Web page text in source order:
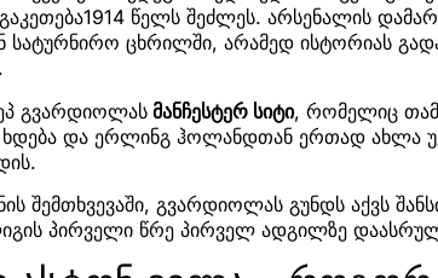
გაკეთება1914 წელს შეძლეს. არსენალის
სატურნირო ცხრილში, არამედ ისტორიას
გვარდიოლას მანჩესტერ სიტი, რომელიც
და ერლინგ ჰოლანდთან ერთად ახლა
შემთხვევაში, გვარდიოლას გუნდს აქვს
პირველი წრე პირველ ადგილზე